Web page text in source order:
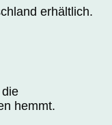
erhältlich.
hemmt.